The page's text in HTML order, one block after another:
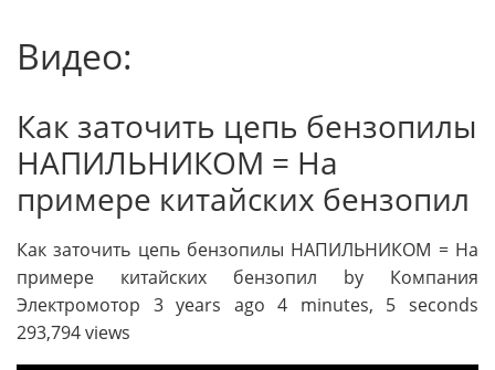
Видео:
Как заточить цепь бензопилы
НАПИЛЬНИКОМ = На
примере китайских бензопил
Как заточить цепь бензопилы НАПИЛЬНИКОМ = На
примере китайских бензопил by Компания
Электромотор 3 years ago 4 minutes, 5 seconds
293,794 views